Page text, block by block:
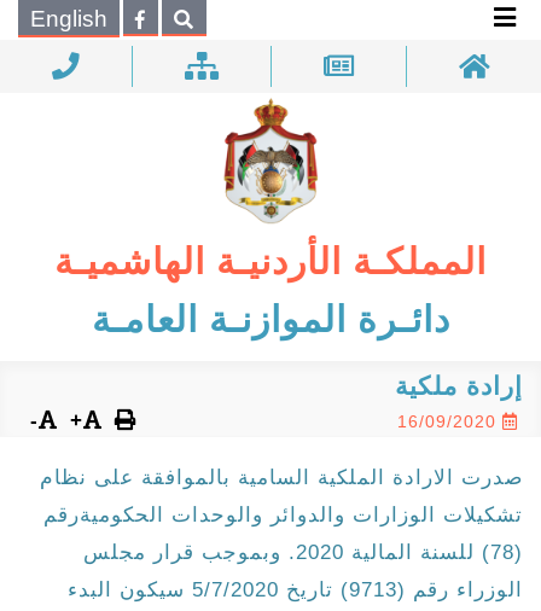
بحـث English
المملكـة الأردنيـة الهاشميـة
دائـرة الموازنـة العامـة
إرادة ملكية
16/09/2020
+
-
صدرت الارادة الملكية السامية بالموافقة على نظام
تشكيلات الوزارات والدوائر والوحدات الحكوميةرقم
(78) للسنة المالية 2020. وبموجب قرار مجلس
الوزراء رقم (9713) تاريخ 5/7/2020 سيكون البدء